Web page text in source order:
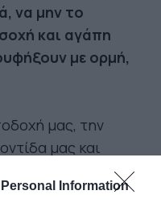
Information
να μην το
και αγάπη
με ορμή,
μας, την
μας και
αυτή